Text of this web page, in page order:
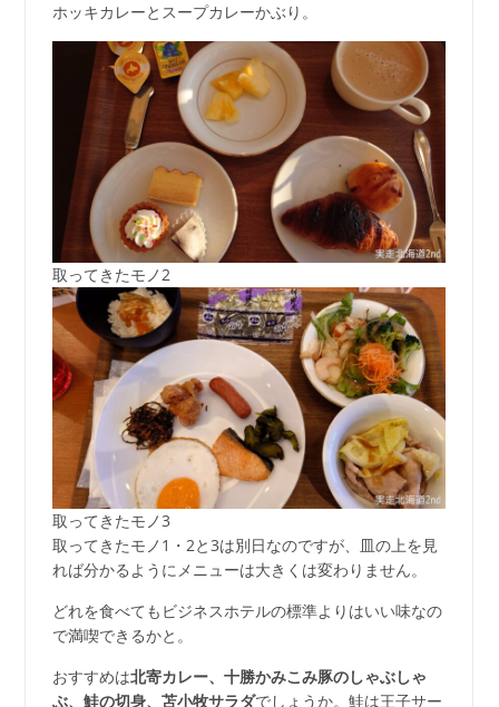
ホッキカレーとスープカレーかぶり。
取ってきたモノ2
取ってきたモノ3
取ってきたモノ1・2と3は別日なのですが、皿の上を見
れば分かるようにメニューは大きくは変わりません。
どれを食べてもビジネスホテルの標準よりはいい味なの
で満喫できるかと。
おすすめは北寄カレー、十勝かみこみ豚のしゃぶしゃ
ぶ、鮭の切身、苫小牧サラダでしょうか。鮭は王子サー